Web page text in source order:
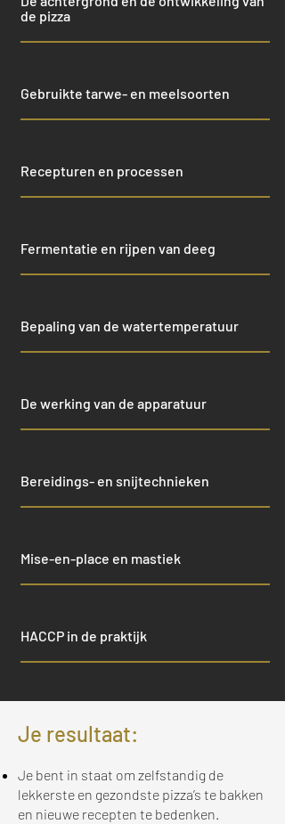
de pizza
Gebruikte tarwe- en meelsoorten
Recepturen en processen
Fermentatie en rijpen van deeg
Bepaling van de watertemperatuur
De werking van de apparatuur
Bereidings- en snijtechnieken
Mise-en-place en mastiek
HACCP in de praktijk
Je resultaat:
Je bent in staat om zelfstandig de
lekkerste en gezondste pizza’s te bakken
en nieuwe recepten te bedenken.